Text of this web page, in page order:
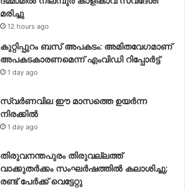
മരിച്ചു
12 hours ago
കുറ്റിപ്പുറം ബസ് അപകടം: അമിതവേഗമാണ്
അപകടകാരണമെന്ന് എംവിഡി റിപ്പോർട്ട്
1 day ago
സ്വര്‍ണവില ഈ മാസത്തെ ഉയര്‍ന്ന
നിരക്കില്‍
1 day ago
തിരുവനന്തപുരം തിരുവല്ലത്ത്
വാക്കുതർക്കം സംഘർഷത്തിൽ കലാശിച്ചു;
രണ്ട് പേർക്ക് വെട്ടേറ്റു